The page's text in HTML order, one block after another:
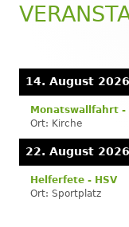
Haupt-
14. August 2026
Monatswallfahrt
Ort: Kirche
22. August 2026
Helferfete - HSV
Ort: Sportplatz